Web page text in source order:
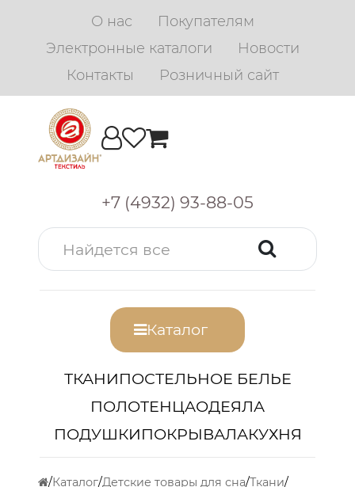
О нас
Покупателям
Электронные каталоги
Новости
Контакты
Розничный сайт
+7 (4932) 93-88-05
Каталог
ТКАНИПОСТЕЛЬНОЕ БЕЛЬЕ
ПОЛОТЕНЦАОДЕЯЛА
ПОДУШКИПОКРЫВАЛАКУХНЯ
Каталог Детские товары для сна Ткани